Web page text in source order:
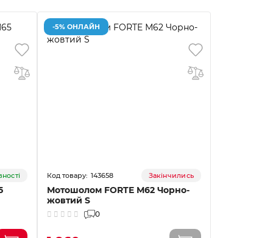
-5% ОНЛАЙН
143658 Закінчились
Мотошолом FORTE М62 Чорно-
жовтий S
0